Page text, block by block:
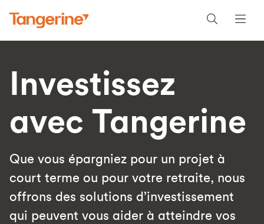
Investissez
avec Tangerine
Que vous épargniez pour un projet à
court terme ou pour votre retraite, nous
offrons des solutions d’investissement
qui peuvent vous aider à atteindre vos